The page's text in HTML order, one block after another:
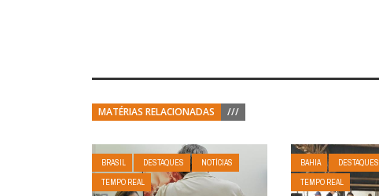
MATÉRIAS RELACIONADAS ///
BRASIL DESTAQUES
NOTÍCIAS
TEMPO REAL
BAHIA DESTAQUES
TEMPO REAL